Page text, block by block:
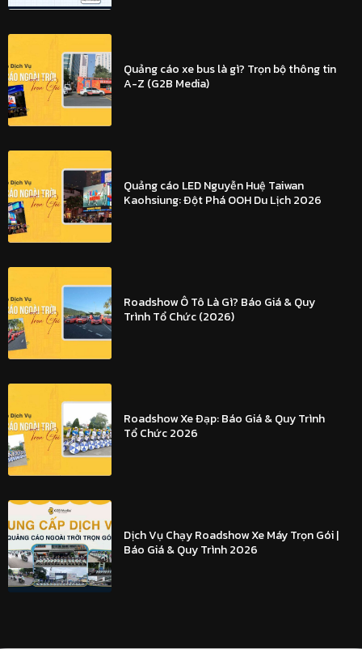
Quảng cáo xe bus là gì? Trọn bộ thông tin
A-Z (G2B Media)
Quảng cáo LED Nguyễn Huệ Taiwan
Kaohsiung: Đột Phá OOH Du Lịch 2026
Roadshow Ô Tô Là Gì? Báo Giá & Quy
Trình Tổ Chức (2026)
Roadshow Xe Đạp: Báo Giá & Quy Trình
Tổ Chức 2026
Dịch Vụ Chạy Roadshow Xe Máy Trọn Gói |
Báo Giá & Quy Trình 2026